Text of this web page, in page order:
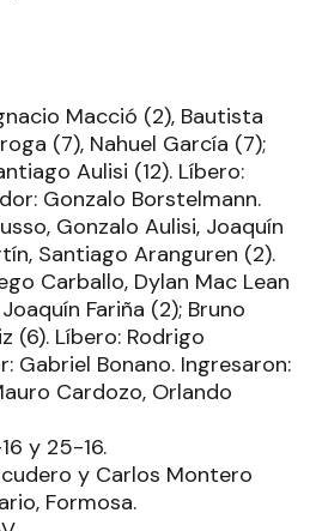
Macció (2), Bautista
(7), Nahuel García (7);
Aulisi (12). Líbero:
Gonzalo Borstelmann.
Gonzalo Aulisi, Joaquín
Santiago Aranguren (2).
Carballo, Dylan Mac Lean
Fariña (2); Bruno
(6). Líbero: Rodrigo
Gabriel Bonano. Ingresaron:
Cardozo, Orlando
y 25-16.
y Carlos Montero
Formosa.